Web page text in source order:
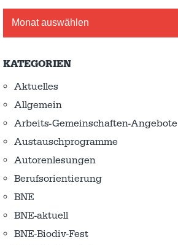
KATEGORIEN
Aktuelles
Allgemein
Arbeits-Gemeinschaften-Angebote
Austausch­programme
Autorenlesungen
Berufsorientierung
BNE
BNE-aktuell
BNE-Biodiv-Fest